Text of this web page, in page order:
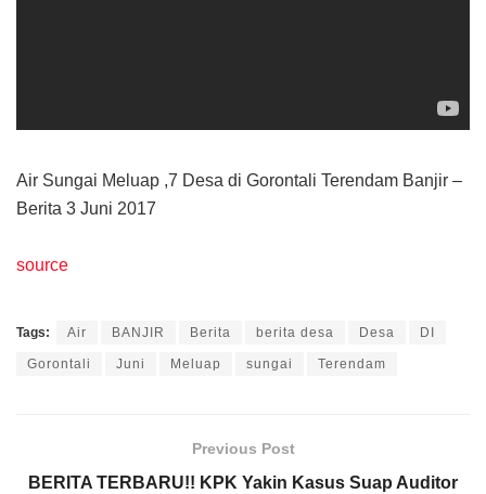
Air Sungai Meluap ,7 Desa di Gorontali Terendam Banjir –
Berita 3 Juni 2017
source
Tags: Air BANJIR Berita berita desa Desa DI
Gorontali Juni Meluap sungai Terendam
Previous Post
BERITA TERBARU!! KPK Yakin Kasus Suap Auditor